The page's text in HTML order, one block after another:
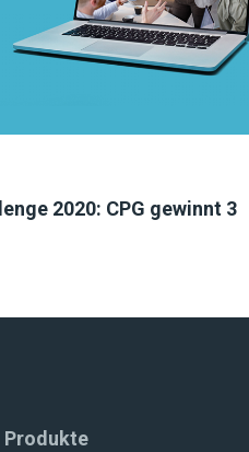
2020: CPG gewinnt 3
Produkte